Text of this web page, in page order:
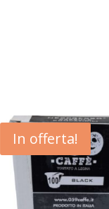
In offerta!